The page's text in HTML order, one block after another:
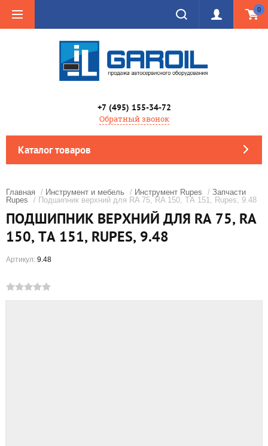
0
+7 (495) 155-34-72
Обратный звонок
Каталог товаров
Главная / Инструмент и мебель / Инструмент Rupes / Запчасти
Rupes
/ Подшипник верхний для RA 75, RA 150, ТА 151, Rupes, 9.48
ПОДШИПНИК ВЕРХНИЙ ДЛЯ RA 75, RA
150, ТА 151, RUPES, 9.48
Артикул: 9.48